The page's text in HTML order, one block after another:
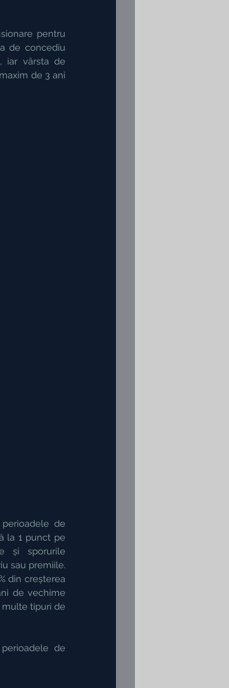
pentru
de concediu
iar vârsta de
de 3 ani
de
la 1 punct pe
și sporurile
sau premiile.
din creșterea
de vechime
tipuri de
de